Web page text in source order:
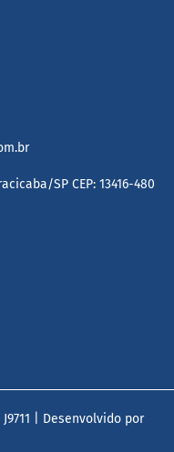
SP CEP: 13416-480
| Desenvolvido por